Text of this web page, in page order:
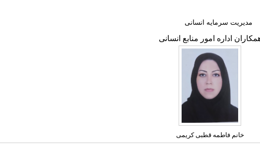
مدیریت سرمایه انسانی
اداره امور منابع انسانی
خانم فاطمه قطبی کریمی